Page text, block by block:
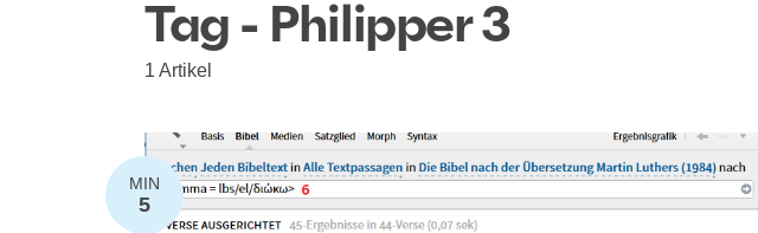
Tag - Philipper 3
1 Artikel
MIN
5